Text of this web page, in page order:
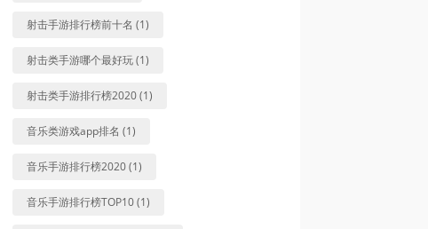
射击手游排行榜前十名 (1)
射击类手游哪个最好玩 (1)
射击类手游排行榜2020 (1)
音乐类游戏app排名 (1)
音乐手游排行榜2020 (1)
音乐手游排行榜TOP10 (1)